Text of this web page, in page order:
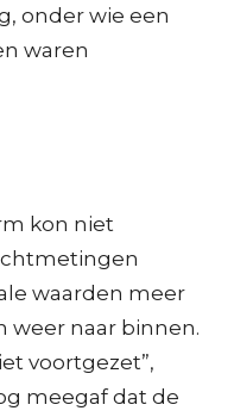
onder wie een
waren
kon niet
waarden meer
weer naar binnen.
voortgezet”,
meegaf dat de